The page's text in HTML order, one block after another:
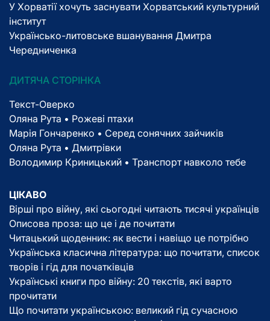
У Хорватії хочуть заснувати Хорватський культурний
інститут
Українсько-литовське вшанування Дмитра
Чередниченка
ДИТЯЧА СТОРІНКА
Текст-Оверко
Оляна Рута • Рожеві птахи
Марія Гончаренко • Серед сонячних зайчиків
Оляна Рута • Дмитрівки
Володимир Криницький • Транспорт навколо тебе
ЦІКАВО
Вірші про війну, які сьогодні читають тисячі українців
Описова проза: що це і де почитати
Читацький щоденник: як вести і навіщо це потрібно
Українська класична література: що почитати, список
творів і гід для початківців
Українські книги про війну: 20 текстів, які варто
прочитати
Що почитати українською: великий гід сучасною